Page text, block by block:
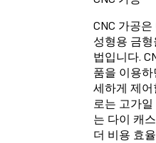
CNC 가공
성형용 금
법입니다.
품을 이용
세하게 제
로는 고가
는 다이 캐
더 비용 효